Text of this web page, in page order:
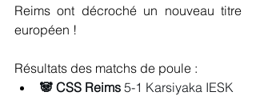
Reims ont décroché un nouveau titre
européen !
Résultats des matchs de poule :
🐼 CSS Reims 5-1 Karsiyaka IESK